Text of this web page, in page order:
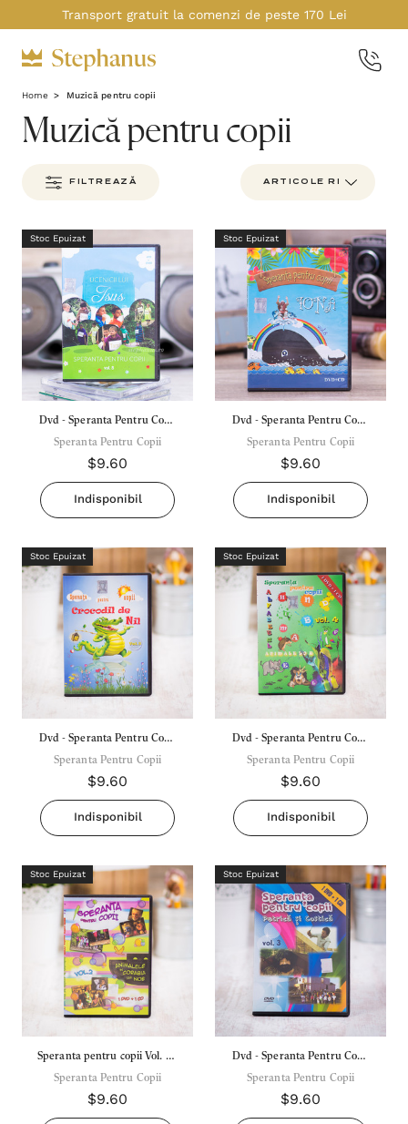
Transport gratuit la comenzi de peste 170 Lei
Home Muzică pentru copii
Muzică pentru copii
FILTREAZĂ
Stoc Epuizat
Dvd - Speranta Pentru Copii
Vol. 8 - Ucenicii Lui Isus
Speranta Pentru Copii
$9.60
Indisponibil
Stoc Epuizat
Dvd - Speranta Pentru Copii
Vol. 6 - Iona
Speranta Pentru Copii
$9.60
Indisponibil
Stoc Epuizat
Dvd - Speranta Pentru Copii
Vol. 5 - Crocodil De Nil
Speranta Pentru Copii
$9.60
Indisponibil
Stoc Epuizat
Dvd - Speranta Pentru Copii
Vol. 4 - Alfabetul Animalelor
Speranta Pentru Copii
$9.60
Indisponibil
Stoc Epuizat
Speranta pentru copii Vol. 2 -
Animalele in corabia lui Noe
Speranta Pentru Copii
$9.60
Stoc Epuizat
Dvd - Speranta Pentru Copii
Vol. 3 - Petrica Si Costica
Speranta Pentru Copii
$9.60